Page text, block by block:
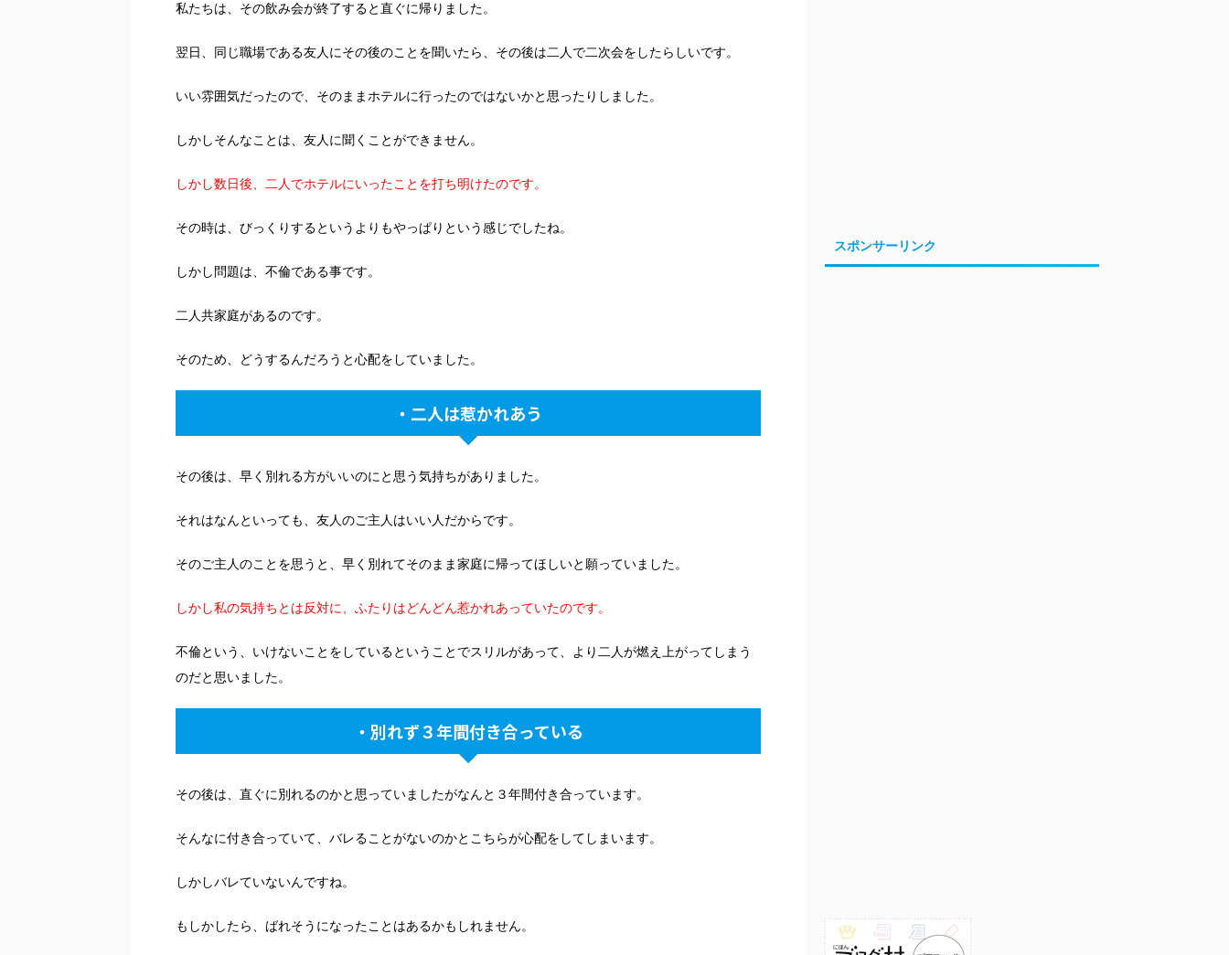
私たちは、その飲み会が終了すると直ぐに帰りました。
翌日、同じ職場である友人にその後のことを聞いたら、その後は二人で二次会をしたらしいです。
いい雰囲気だったので、そのままホテルに行ったのではないかと思ったりしました。
しかしそんなことは、友人に聞くことができません。
しかし数日後、二人でホテルにいったことを打ち明けたのです。
その時は、びっくりするというよりもやっぱりという感じでしたね。
しかし問題は、不倫である事です。
二人共家庭があるのです。
そのため、どうするんだろうと心配をしていました。
・二人は惹かれあう
その後は、早く別れる方がいいのにと思う気持ちがありました。
それはなんといっても、友人のご主人はいい人だからです。
そのご主人のことを思うと、早く別れてそのまま家庭に帰ってほしいと願っていました。
しかし私の気持ちとは反対に、ふたりはどんどん惹かれあっていたのです。
不倫という、いけないことをしているということでスリルがあって、より二人が燃え上がってしまう
のだと思いました。
・別れず３年間付き合っている
その後は、直ぐに別れるのかと思っていましたがなんと３年間付き合っています。
そんなに付き合っていて、バレることがないのかとこちらが心配をしてしまいます。
しかしバレていないんですね。
もしかしたら、ばれそうになったことはあるかもしれません。
スポンサーリンク